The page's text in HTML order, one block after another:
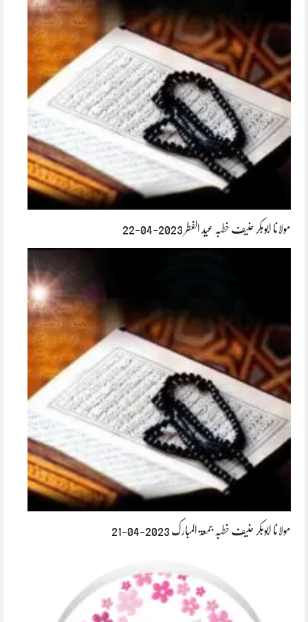
مولانا ابوبکر حنیف خطبہ عید الفطر 2023-04-22
مولانا ابوبکر حنیف خطبہ جمعۃ المبارک 2023-04-21